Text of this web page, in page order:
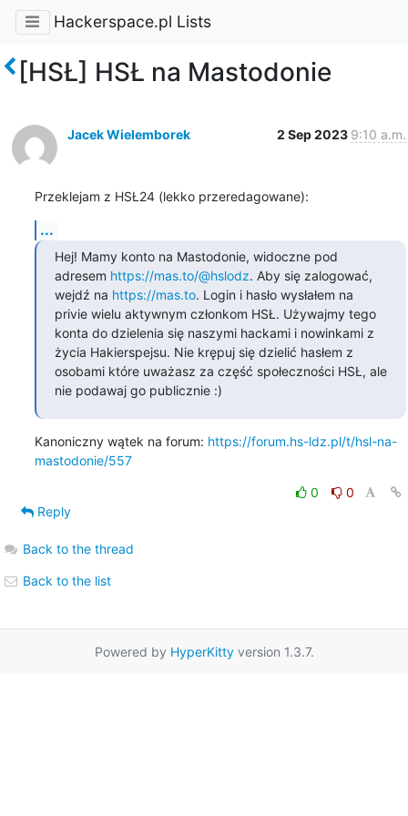
Hackerspace.pl Lists
[HSŁ] HSŁ na Mastodonie
Jacek Wielemborek 2 Sep 2023 9:10 a.m.
Przeklejam z HSŁ24 (lekko przeredagowane):
...
Hej! Mamy konto na Mastodonie, widoczne pod
adresem https://mas.to/@hslodz. Aby się zalogować,
wejdź na https://mas.to. Login i hasło wysłałem na
privie wielu aktywnym członkom HSŁ. Używajmy tego
konta do dzielenia się naszymi hackami i nowinkami z
życia Hakierspejsu. Nie krępuj się dzielić hasłem z
osobami które uważasz za część społeczności HSŁ, ale
nie podawaj go publicznie :)
Kanoniczny wątek na forum: https://forum.hs-ldz.pl/t/hsl-na-
mastodonie/557
0
0
Reply
Back to the thread
Back to the list
Powered by HyperKittyversion 1.3.7.